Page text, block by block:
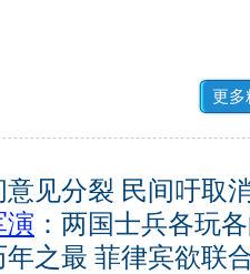
更多
见分裂 民间吁取
演 ：两国士兵各玩
年之最 菲律宾欲联